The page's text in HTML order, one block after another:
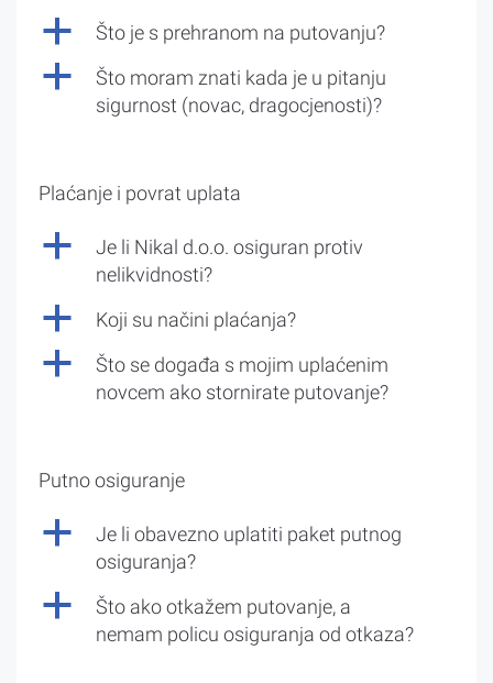
a Što je s prehranom na putovanju?
a
Što moram znati kada je u pitanju
sigurnost (novac, dragocjenosti)?
Plaćanje i povrat uplata
a
Je li Nikal d.o.o. osiguran protiv
nelikvidnosti?
a Koji su načini plaćanja?
a
Što se događa s mojim uplaćenim
novcem ako stornirate putovanje?
Putno osiguranje
a
Je li obavezno uplatiti paket putnog
osiguranja?
a
Što ako otkažem putovanje, a
nemam policu osiguranja od otkaza?